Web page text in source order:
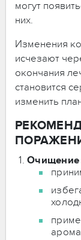
могут
них.
Изменения
исчезают
окончания
становится
изменить
Очищение